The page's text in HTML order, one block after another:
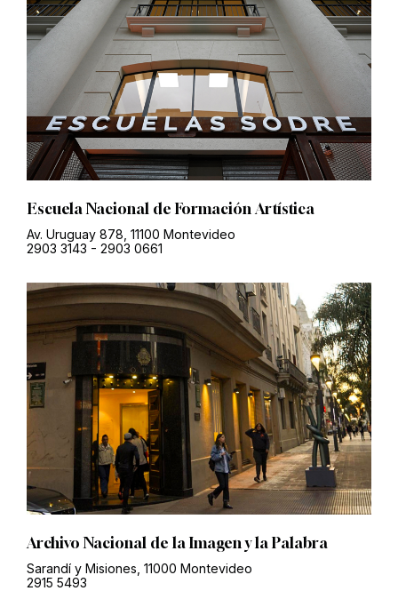
Escuela Nacional de Formación Artística
Av. Uruguay 878, 11100 Montevideo
2903 3143 - 2903 0661
Archivo Nacional de la Imagen y la Palabra
Sarandí y Misiones, 11000 Montevideo
2915 5493